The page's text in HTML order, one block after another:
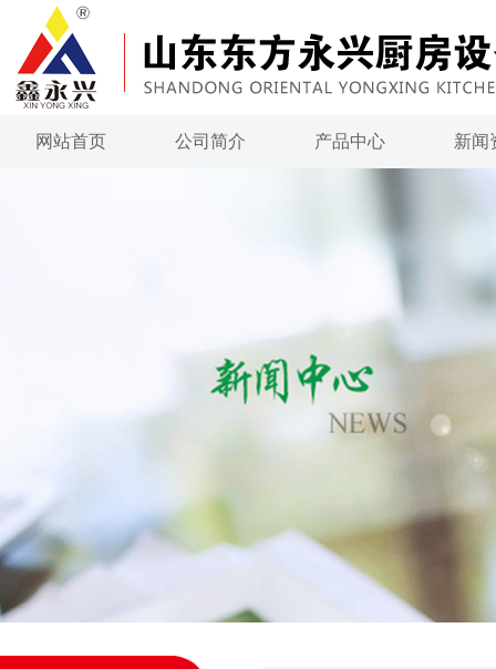
网站首页 公司简介 产品中心 新闻